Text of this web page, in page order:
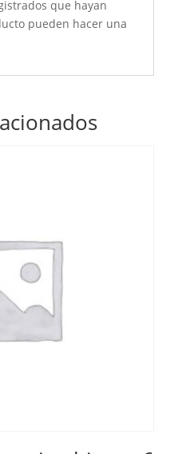
que hayan
pueden hacer una